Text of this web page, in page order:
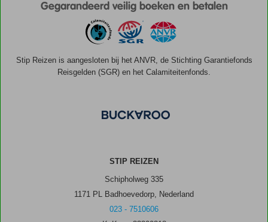
Gegarandeerd veilig boeken en betalen
Stip Reizen is aangesloten bij het ANVR, de Stichting Garantiefonds
Reisgelden (SGR) en het Calamiteitenfonds.
STIP REIZEN
Schipholweg 335
1171 PL Badhoevedorp, Nederland
023 - 7510606